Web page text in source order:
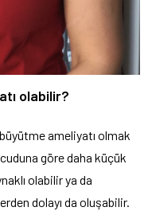
olabilir?
ameliyatı olmak
göre daha küçük
olabilir ya da
dolayı da oluşabilir.